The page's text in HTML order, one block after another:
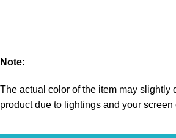
Note:
The actual color of the item may slightly
product due to lightings and your screen